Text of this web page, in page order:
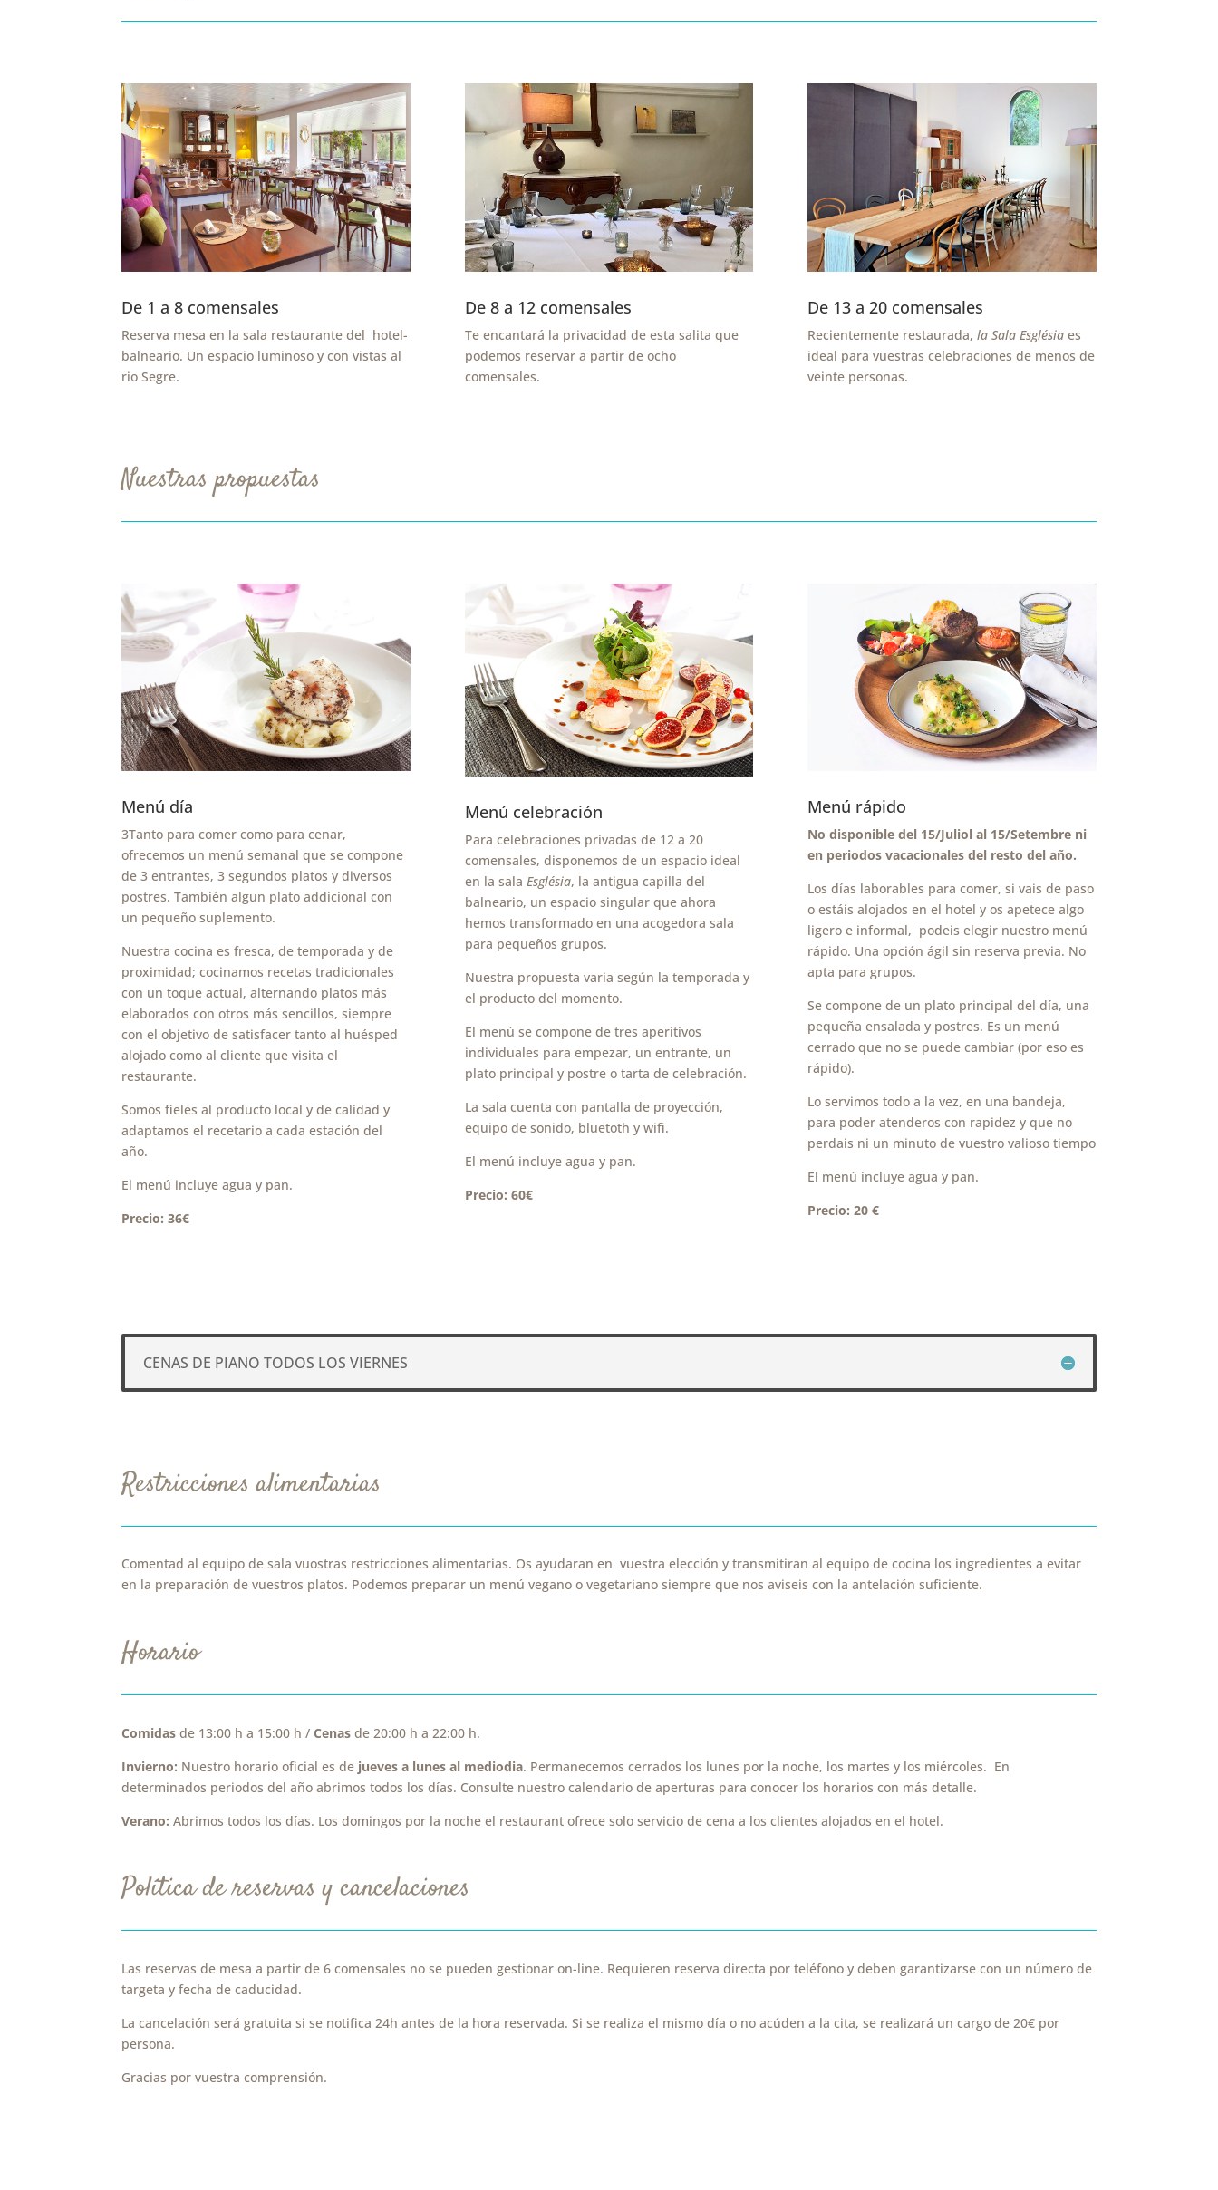
De 1 a 8 comensales
Reserva mesa en la sala restaurante del hotel-
balneario. Un espacio luminoso y con vistas al
rio Segre.
De 8 a 12 comensales
Te encantará la privacidad de esta salita que
podemos reservar a partir de ocho
comensales.
De 13 a 20 comensales
Recientemente restaurada, la Sala Esglésiaes
ideal para vuestras celebraciones de menos de
veinte personas.
Nuestras propuestas
Menú día
3Tanto para comer como para cenar,
ofrecemos un menú semanal que se compone
de 3 entrantes, 3 segundos platos y diversos
postres. También algun plato addicional con
un pequeño suplemento.
Nuestra cocina es fresca, de temporada y de
proximidad; cocinamos recetas tradicionales
con un toque actual, alternando platos más
elaborados con otros más sencillos, siempre
con el objetivo de satisfacer tanto al huésped
alojado como al cliente que visita el
restaurante.
Somos fieles al producto local y de calidad y
adaptamos el recetario a cada estación del
año.
El menú incluye agua y pan.
Precio: 36€
Menú celebración
Para celebraciones privadas de 12 a 20
comensales, disponemos de un espacio ideal
en la sala Església, la antigua capilla del
balneario, un espacio singular que ahora
hemos transformado en una acogedora sala
para pequeños grupos.
Nuestra propuesta varia según la temporada y
el producto del momento.
El menú se compone de tres aperitivos
individuales para empezar, un entrante, un
plato principal y postre o tarta de celebración.
La sala cuenta con pantalla de proyección,
equipo de sonido, bluetoth y wifi.
El menú incluye agua y pan.
Precio: 60€
Menú rápido
No disponible del 15/Juliol al 15/Setembre ni
en periodos vacacionales del resto del año.
Los días laborables para comer, si vais de paso
o estáis alojados en el hotel y os apetece algo
ligero e informal, podeis elegir nuestro menú
rápido. Una opción ágil sin reserva previa. No
apta para grupos.
Se compone de un plato principal del día, una
pequeña ensalada y postres. Es un menú
cerrado que no se puede cambiar (por eso es
rápido).
Lo servimos todo a la vez, en una bandeja,
para poder atenderos con rapidez y que no
perdais ni un minuto de vuestro valioso tiempo
El menú incluye agua y pan.
Precio: 20 €
CENAS DE PIANO TODOS LOS VIERNES
Restricciones alimentarias
Comentad al equipo de sala vuostras restricciones alimentarias. Os ayudaran en vuestra elección y transmitiran al equipo de cocina los ingredientes a evitar
en la preparación de vuestros platos. Podemos preparar un menú vegano o vegetariano siempre que nos aviseis con la antelación suficiente.
Horario
Comidas de 13:00 h a 15:00 h / Cenas de 20:00 h a 22:00 h.
Invierno: Nuestro horario oficial es de jueves a lunes al mediodia. Permanecemos cerrados los lunes por la noche, los martes y los miércoles. En
determinados periodos del año abrimos todos los días. Consulte nuestro calendario de aperturas para conocer los horarios con más detalle.
Verano: Abrimos todos los días. Los domingos por la noche el restaurant ofrece solo servicio de cena a los clientes alojados en el hotel.
Política de reservas y cancelaciones
Las reservas de mesa a partir de 6 comensales no se pueden gestionar on-line. Requieren reserva directa por teléfono y deben garantizarse con un número de
targeta y fecha de caducidad.
La cancelación será gratuita si se notifica 24h antes de la hora reservada. Si se realiza el mismo día o no acúden a la cita, se realizará un cargo de 20€ por
persona.
Gracias por vuestra comprensión.